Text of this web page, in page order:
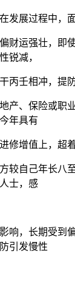
展过程中，
财运强壮，
锐减，
壬相冲，提
产、保险或
年具有
增值上，超
较自己年长
士，感
响，长期受
引发慢性